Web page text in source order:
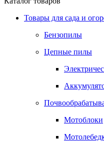
Товары для сада и
Бензопилы
Цепные пилы
Мотоблоки